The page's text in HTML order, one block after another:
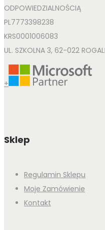
ODPOWIEDZIALNOŚCIĄ
PL7773398238
KRS0001006083
UL. SZKOLNA 3, 62-022
+
Sklep
Regulamin Sklepu
Moje Zamówienie
Kontakt